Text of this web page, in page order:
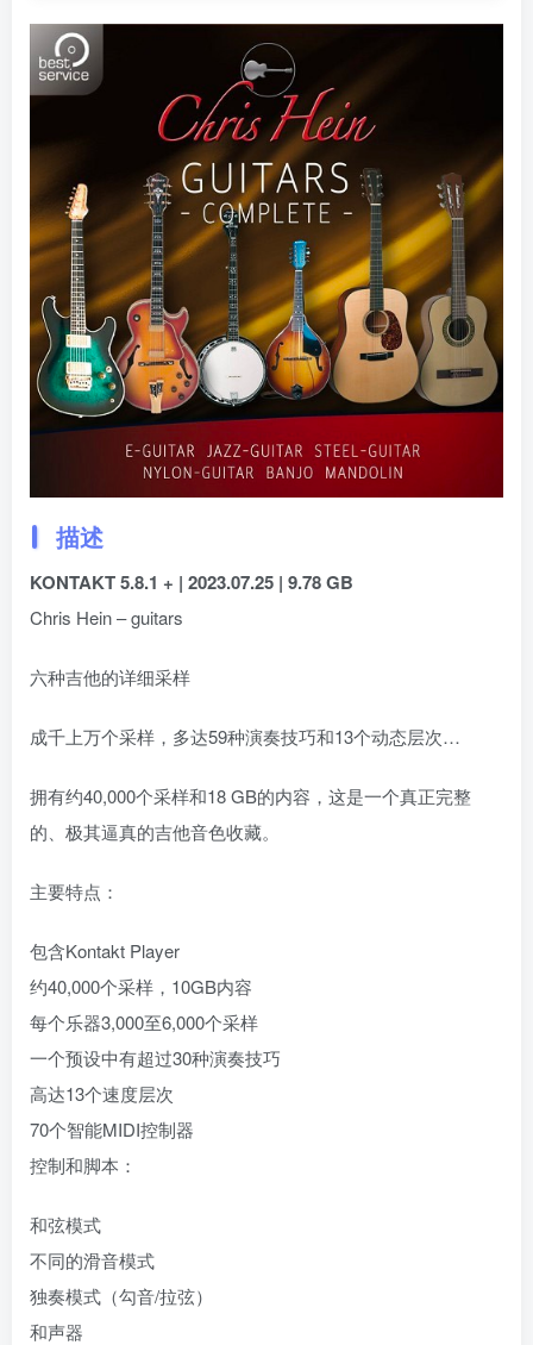
描述
KONTAKT 5.8.1 + | 2023.07.25 | 9.78 GB
Chris Hein – guitars
六种吉他的详细采样
成千上万个采样，多达59种演奏技巧和13个动态层次…
拥有约40,000个采样和18 GB的内容，这是一个真正完整
的、极其逼真的吉他音色收藏。
主要特点：
包含Kontakt Player
约40,000个采样，10GB内容
每个乐器3,000至6,000个采样
一个预设中有超过30种演奏技巧
高达13个速度层次
70个智能MIDI控制器
控制和脚本：
和弦模式
不同的滑音模式
独奏模式（勾音/拉弦）
和声器